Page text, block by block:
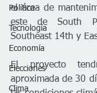
Política
Tecnología
Economía
Elecciones
Clima
el área de
este de South
Southeast 14th y
El proyecto
aproximada de 30